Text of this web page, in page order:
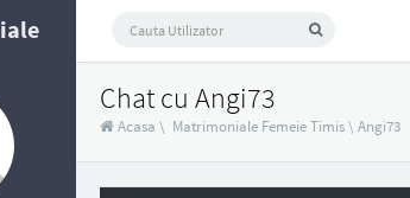
Chat cu Angi73
Acasa \ Matrimoniale Femeie Timis\ Angi73